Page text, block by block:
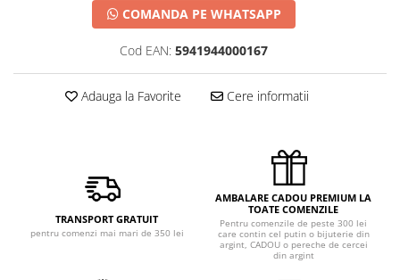
COMANDA PE WHATSAPP
Cod EAN: 5941944000167
Adauga la Favorite Cere informatii
TRANSPORT GRATUIT
pentru comenzi mai mari de 350 lei
AMBALARE CADOU PREMIUM LA
TOATE COMENZILE
Pentru comenzile de peste 300 lei
care contin cel putin o bijuterie din
argint, CADOU o pereche de cercei
din argint